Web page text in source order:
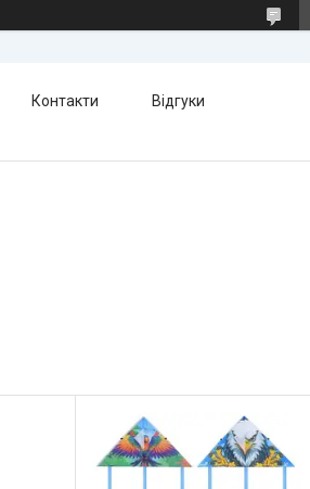
Контакти
Відгуки